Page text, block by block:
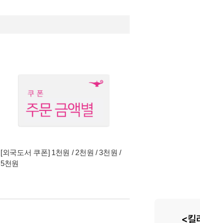
[외국도서 쿠폰] 1천원 / 2천원 / 3천원 /
5천원